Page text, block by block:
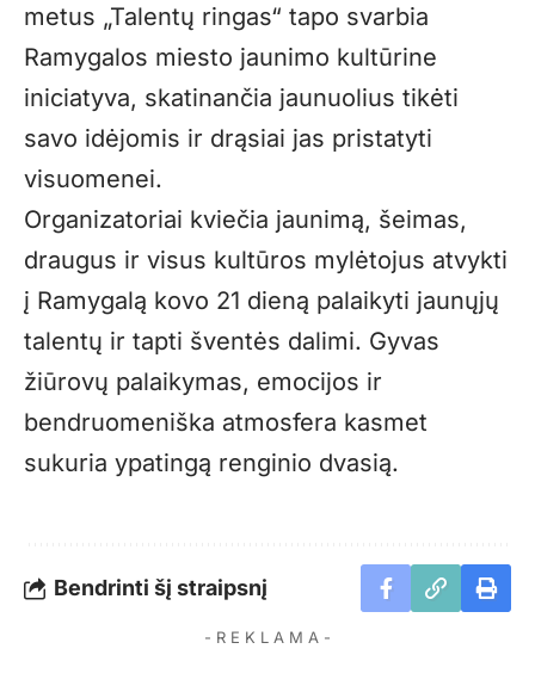
metus „Talentų ringas“ tapo svarbia
Ramygalos miesto jaunimo kultūrine
iniciatyva, skatinančia jaunuolius tikėti
savo idėjomis ir drąsiai jas pristatyti
visuomenei.
Organizatoriai kviečia jaunimą, šeimas,
draugus ir visus kultūros mylėtojus atvykti
į Ramygalą kovo 21 dieną palaikyti jaunųjų
talentų ir tapti šventės dalimi. Gyvas
žiūrovų palaikymas, emocijos ir
bendruomeniška atmosfera kasmet
sukuria ypatingą renginio dvasią.
Bendrinti šį straipsnį
- R E K L A M A -